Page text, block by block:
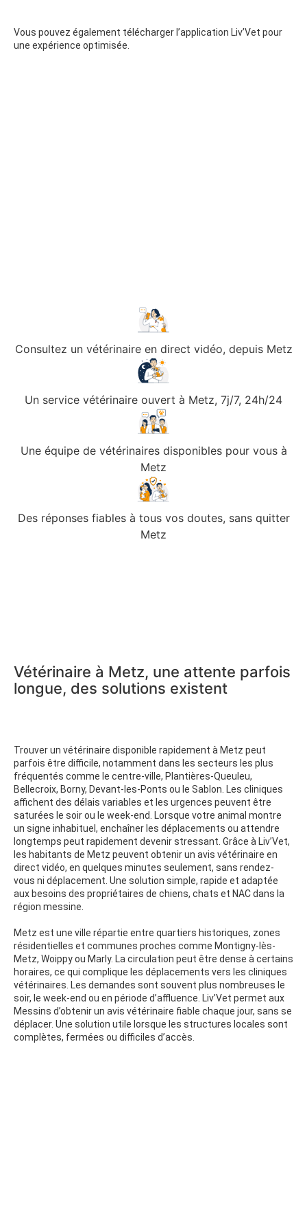
Vous pouvez également télécharger l’application Liv’Vet pour
une expérience optimisée.
Consultez un vétérinaire en direct vidéo, depuis Metz
Un service vétérinaire ouvert à Metz, 7j/7, 24h/24
Une équipe de vétérinaires disponibles pour vous à
Metz
Des réponses fiables à tous vos doutes, sans quitter
Metz
Vétérinaire à Metz, une attente parfois
longue, des solutions existent
Trouver un vétérinaire disponible rapidement à Metz peut
parfois être difficile, notamment dans les secteurs les plus
fréquentés comme le centre-ville, Plantières-Queuleu,
Bellecroix, Borny, Devant-les-Ponts ou le Sablon. Les cliniques
affichent des délais variables et les urgences peuvent être
saturées le soir ou le week-end. Lorsque votre animal montre
un signe inhabituel, enchaîner les déplacements ou attendre
longtemps peut rapidement devenir stressant. Grâce à Liv’Vet,
les habitants de Metz peuvent obtenir un avis vétérinaire en
direct vidéo, en quelques minutes seulement, sans rendez-
vous ni déplacement. Une solution simple, rapide et adaptée
aux besoins des propriétaires de chiens, chats et NAC dans la
région messine.
Metz est une ville répartie entre quartiers historiques, zones
résidentielles et communes proches comme Montigny-lès-
Metz, Woippy ou Marly. La circulation peut être dense à certains
horaires, ce qui complique les déplacements vers les cliniques
vétérinaires. Les demandes sont souvent plus nombreuses le
soir, le week-end ou en période d’affluence. Liv’Vet permet aux
Messins d’obtenir un avis vétérinaire fiable chaque jour, sans se
déplacer. Une solution utile lorsque les structures locales sont
complètes, fermées ou difficiles d’accès.